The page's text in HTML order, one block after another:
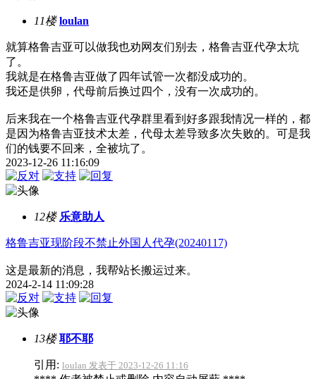
11楼 loulan
就算格鲁吉亚可以做我也劝网友们别去，格鲁吉亚代孕太坑
了。
我就是在格鲁吉亚做了四年试管一次都没成功的。
我还是供卵，代母前后换过四个，没有一次成功的。
后来我在一个格鲁吉亚代孕群里看到好多跟我情况一样的，都
是因为格鲁吉亚技术太差，代母太差导致多次失败的。可是我
们的钱要不回来，全被坑了。
2023-12-26 11:16:09
12楼 乐意助人
格鲁吉亚现阶段不禁止外国人代孕(20240117)
这是最新的消息，我帮站长搬运过来。
2024-2-14 11:09:28
13楼 耶不耶
引用: loulan 发表于 2023-12-26 11:16